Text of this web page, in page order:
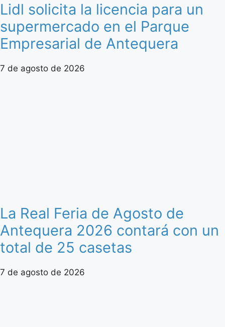
Lidl solicita la licencia para un
supermercado en el Parque
Empresarial de Antequera
7 de agosto de 2026
La Real Feria de Agosto de
Antequera 2026 contará con un
total de 25 casetas
7 de agosto de 2026